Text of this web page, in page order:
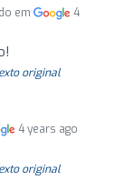
em
4
original
4 years ago
original